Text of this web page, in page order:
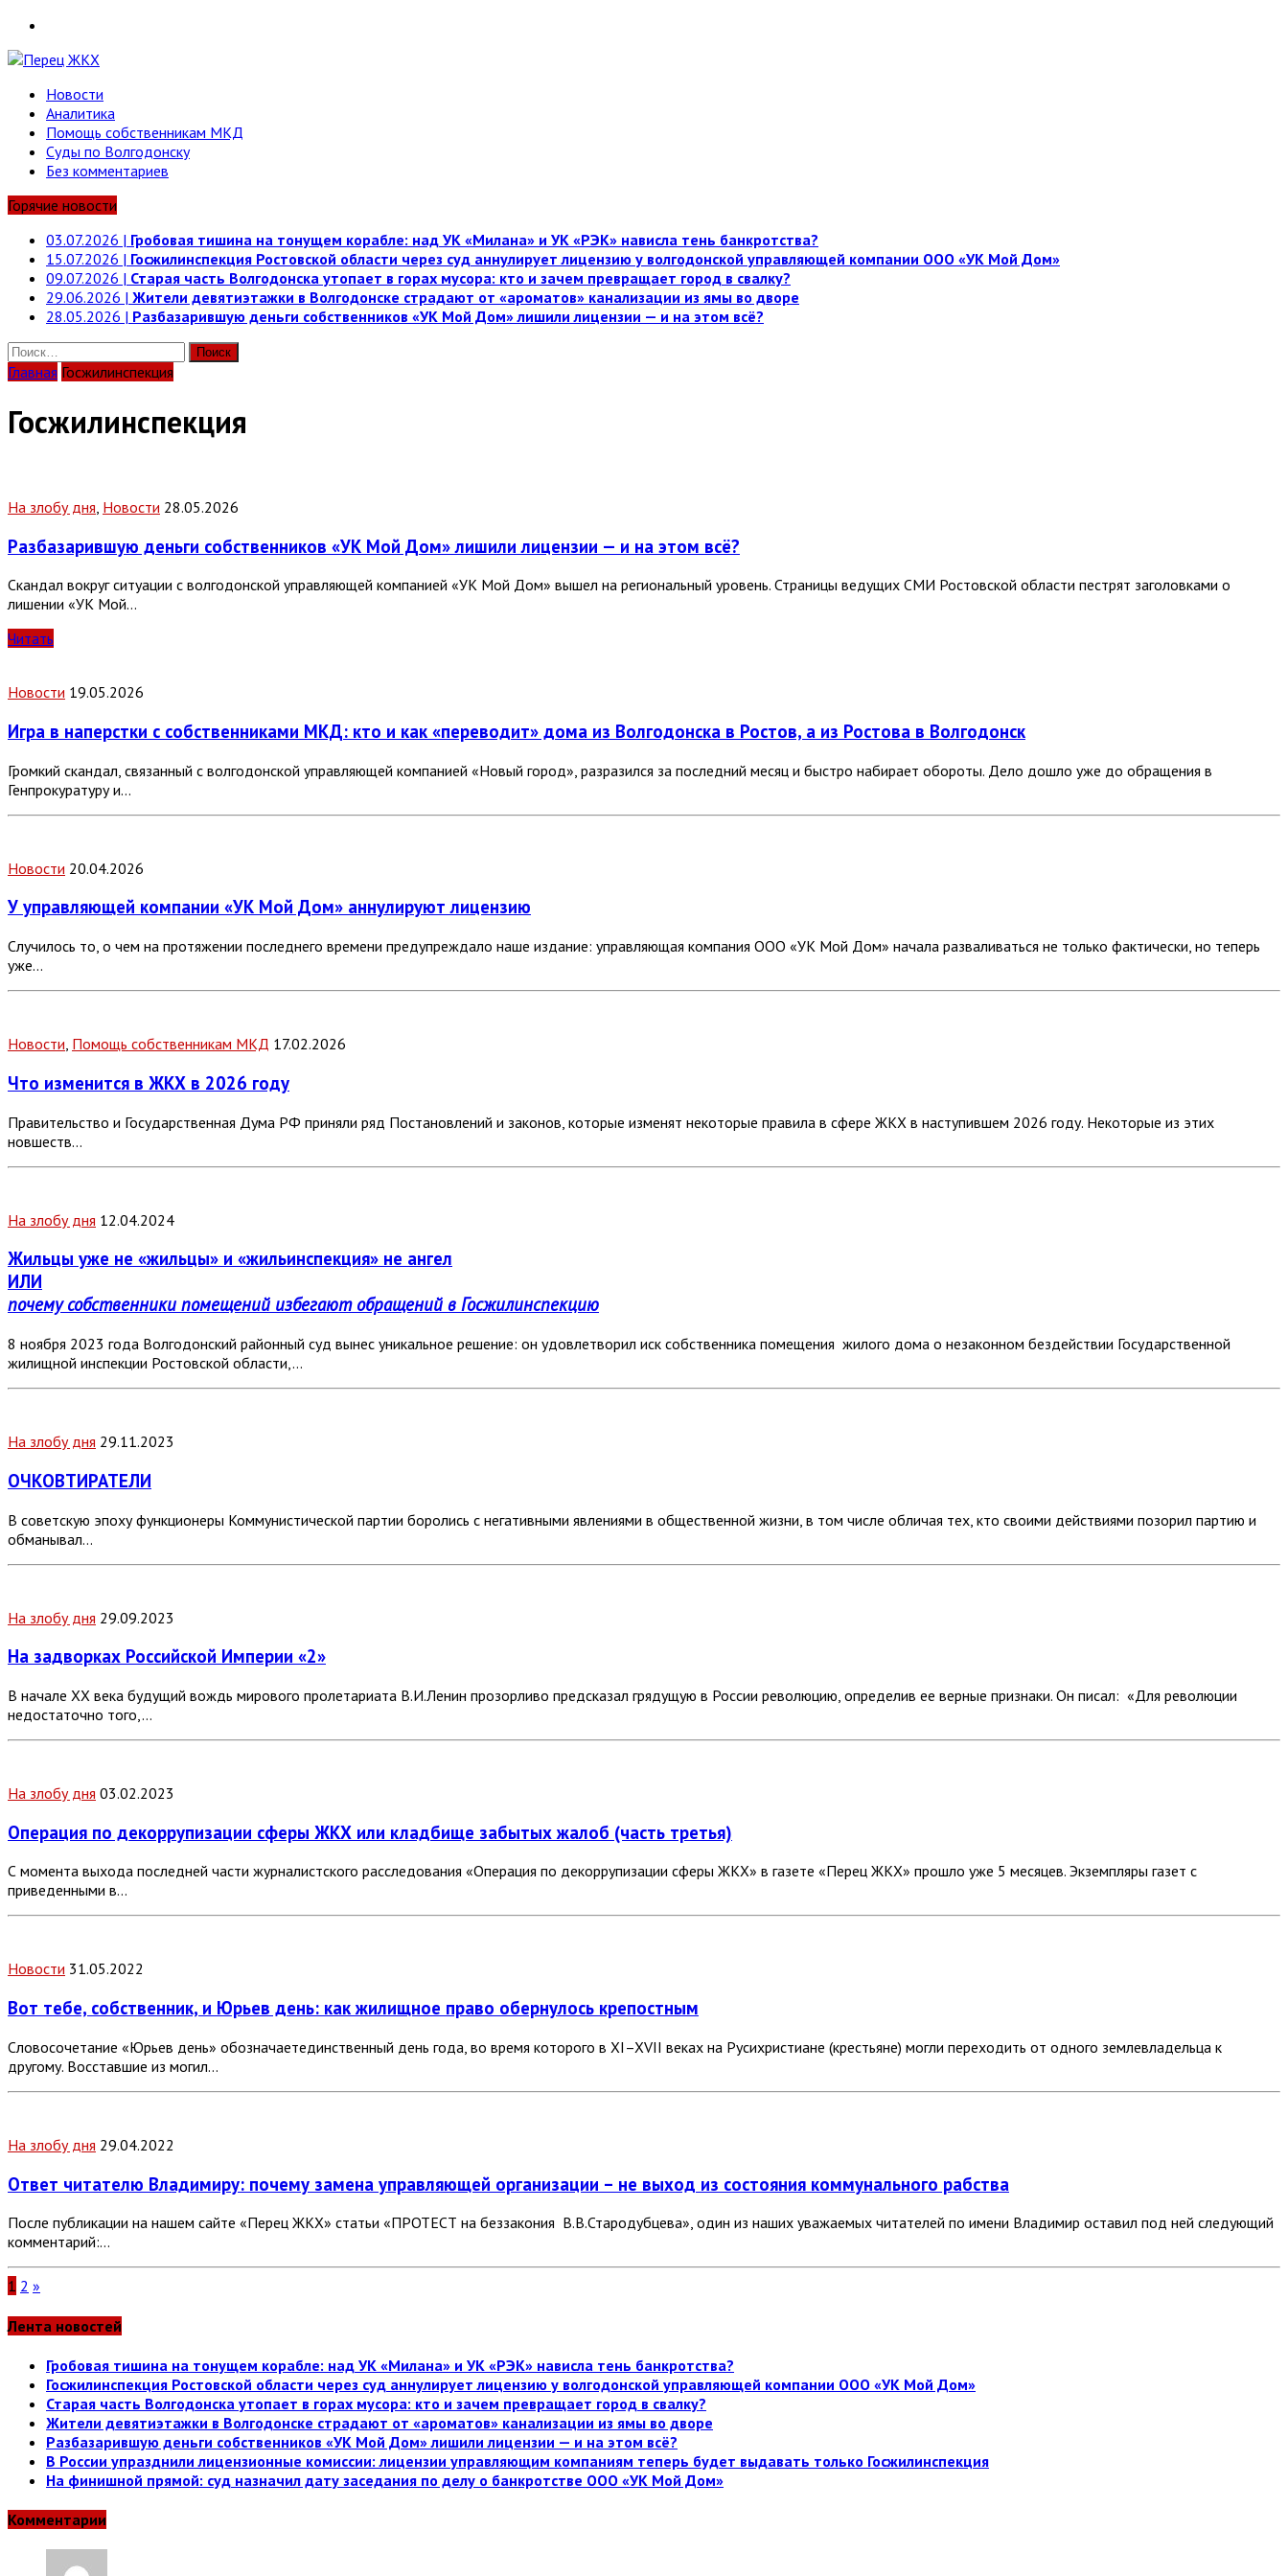
Новости
Аналитика
Помощь собственникам МКД
Суды по Волгодонску
Без комментариев
Горячие новости
03.07.2026 | Гробовая тишина на тонущем корабле: над УК «Милана» и УК «РЭК» нависла тень банкротства?
15.07.2026 | Госжилинспекция Ростовской области через суд аннулирует лицензию у волгодонской управляющей компании ООО «УК Мой Дом»
09.07.2026 | Старая часть Волгодонска утопает в горах мусора: кто и зачем превращает город в свалку?
29.06.2026 | Жители девятиэтажки в Волгодонске страдают от «ароматов» канализации из ямы во дворе
28.05.2026 | Разбазарившую деньги собственников «УК Мой Дом» лишили лицензии — и на этом всё?
Найти:
Главная Госжилинспекция
Госжилинспекция
На злобу дня Новости 28.05.2026
Разбазарившую деньги собственников «УК Мой Дом» лишили лицензии — и на этом всё?
Скандал вокруг ситуации с волгодонской управляющей компанией «УК Мой Дом» вышел на региональный уровень. Страницы ведущих СМИ Ростовской области пестрят заголовками о
лишении «УК Мой…
Читать
Новости 19.05.2026
Игра в наперстки с собственниками МКД: кто и как «переводит» дома из Волгодонска в Ростов, а из Ростова в Волгодонск
Громкий скандал, связанный с волгодонской управляющей компанией «Новый город», разразился за последний месяц и быстро набирает обороты. Дело дошло уже до обращения в
Генпрокуратуру и…
Новости 20.04.2026
У управляющей компании «УК Мой Дом» аннулируют лицензию
Случилось то, о чем на протяжении последнего времени предупреждало наше издание: управляющая компания ООО «УК Мой Дом» начала разваливаться не только фактически, но теперь
уже…
Новости, Помощь собственникам МКД 17.02.2026
Что изменится в ЖКХ в 2026 году
Правительство и Государственная Дума РФ приняли ряд Постановлений и законов, которые изменят некоторые правила в сфере ЖКХ в наступившем 2026 году. Некоторые из этих
новшеств…
На злобу дня 12.04.2024
Жильцы уже не «жильцы» и «жильинспекция» не ангел
ИЛИ
почему собственники помещений избегают обращений в Госжилинспекцию
8 ноября 2023 года Волгодонский районный суд вынес уникальное решение: он удовлетворил иск собственника помещения жилого дома о незаконном бездействии Государственной
жилищной инспекции Ростовской области,…
На злобу дня 29.11.2023
ОЧКОВТИРАТЕЛИ
В советскую эпоху функционеры Коммунистической партии боролись с негативными явлениями в общественной жизни, в том числе обличая тех, кто своими действиями позорил партию и
обманывал…
На злобу дня 29.09.2023
На задворках Российской Империи «2»
В начале ХХ века будущий вождь мирового пролетариата В.И.Ленин прозорливо предсказал грядущую в России революцию, определив ее верные признаки. Он писал: «Для революции
недостаточно того,…
На злобу дня 03.02.2023
Операция по декоррупизации сферы ЖКХ или кладбище забытых жалоб (часть третья)
С момента выхода последней части журналистского расследования «Операция по декоррупизации сферы ЖКХ» в газете «Перец ЖКХ» прошло уже 5 месяцев. Экземпляры газет с
приведенными в…
Новости 31.05.2022
Вот тебе, собственник, и Юрьев день: как жилищное право обернулось крепостным
Словосочетание «Юрьев день» обозначаетединственный день года, во время которого в XI–XVII веках на Русихристиане (крестьяне) могли переходить от одного землевладельца к
другому. Восставшие из могил…
На злобу дня 29.04.2022
Ответ читателю Владимиру: почему замена управляющей организации – не выход из состояния коммунального рабства
После публикации на нашем сайте «Перец ЖКХ» статьи «ПРОТЕСТ на беззакония В.В.Стародубцева», один из наших уважаемых читателей по имени Владимир оставил под ней следующий
комментарий:…
1 2 »
Лента новостей
Гробовая тишина на тонущем корабле: над УК «Милана» и УК «РЭК» нависла тень банкротства?
Госжилинспекция Ростовской области через суд аннулирует лицензию у волгодонской управляющей компании ООО «УК Мой Дом»
Старая часть Волгодонска утопает в горах мусора: кто и зачем превращает город в свалку?
Жители девятиэтажки в Волгодонске страдают от «ароматов» канализации из ямы во дворе
Разбазарившую деньги собственников «УК Мой Дом» лишили лицензии — и на этом всё?
В России упразднили лицензионные комиссии: лицензии управляющим компаниям теперь будет выдавать только Госжилинспекция
На финишной прямой: суд назначил дату заседания по делу о банкротстве ООО «УК Мой Дом»
Комментарии